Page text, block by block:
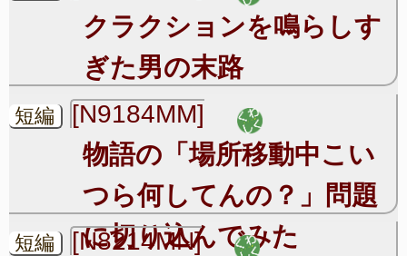
クラクションを鳴らしす
ぎた男の末路
短編 [N9184MM]
物語の「場所移動中こい
つら何してんの？」問題
に切り込んでみた
短編 [N8214MN]